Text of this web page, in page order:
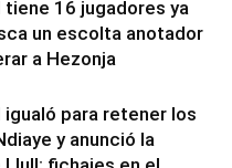
tiene 16 jugadores ya
un escolta anotador
a Hezonja
igualó para retener los
y anunció la